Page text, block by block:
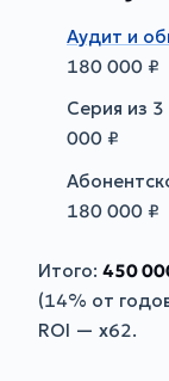
Аудит и
180 000 ₽
Серия из
000 ₽
180 000 ₽
Итого: 450
(14% от
ROI — х62.